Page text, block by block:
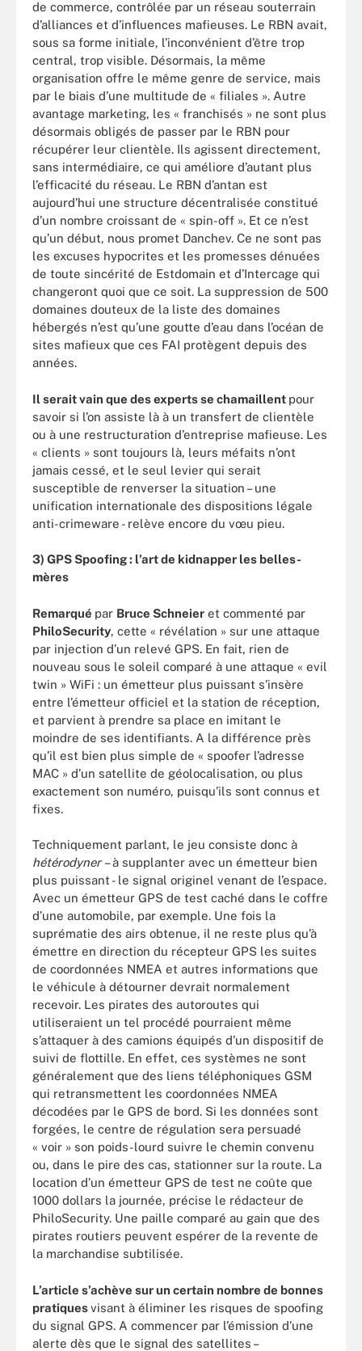
de commerce, contrôlée par un réseau souterrain
d’alliances et d’influences mafieuses. Le RBN avait,
sous sa forme initiale, l’inconvénient d’être trop
central, trop visible. Désormais, la même
organisation offre le même genre de service, mais
par le biais d’une multitude de « filiales ». Autre
avantage marketing, les « franchisés » ne sont plus
désormais obligés de passer par le RBN pour
récupérer leur clientèle. Ils agissent directement,
sans intermédiaire, ce qui améliore d’autant plus
l’efficacité du réseau. Le RBN d’antan est
aujourd’hui une structure décentralisée constitué
d’un nombre croissant de « spin-off ». Et ce n’est
qu’un début, nous promet Danchev. Ce ne sont pas
les excuses hypocrites et les promesses dénuées
de toute sincérité de Estdomain et d’Intercage qui
changeront quoi que ce soit. La suppression de 500
domaines douteux de la liste des domaines
hébergés n’est qu’une goutte d’eau dans l’océan de
sites mafieux que ces FAI protègent depuis des
années.
Il serait vain que des experts se chamaillent pour
savoir si l’on assiste là à un transfert de clientèle
ou à une restructuration d’entreprise mafieuse. Les
« clients » sont toujours là, leurs méfaits n’ont
jamais cessé, et le seul levier qui serait
susceptible de renverser la situation – une
unification internationale des dispositions légale
anti-crimeware - relève encore du vœu pieu.
3) GPS Spoofing : l’art de kidnapper les belles-
mères
Remarqué par Bruce Schneier et commenté par
PhiloSecurity, cette « révélation » sur une attaque
par injection d’un relevé GPS. En fait, rien de
nouveau sous le soleil comparé à une attaque « evil
twin » WiFi : un émetteur plus puissant s’insère
entre l’émetteur officiel et la station de réception,
et parvient à prendre sa place en imitant le
moindre de ses identifiants. A la différence près
qu’il est bien plus simple de « spoofer l’adresse
MAC » d’un satellite de géolocalisation, ou plus
exactement son numéro, puisqu’ils sont connus et
fixes.
Techniquement parlant, le jeu consiste donc à
hétérodyner– à supplanter avec un émetteur bien
plus puissant - le signal originel venant de l’espace.
Avec un émetteur GPS de test caché dans le coffre
d’une automobile, par exemple. Une fois la
suprématie des airs obtenue, il ne reste plus qu’à
émettre en direction du récepteur GPS les suites
de coordonnées NMEA et autres informations que
le véhicule à détourner devrait normalement
recevoir. Les pirates des autoroutes qui
utiliseraient un tel procédé pourraient même
s’attaquer à des camions équipés d’un dispositif de
suivi de flottille. En effet, ces systèmes ne sont
généralement que des liens téléphoniques GSM
qui retransmettent les coordonnées NMEA
décodées par le GPS de bord. Si les données sont
forgées, le centre de régulation sera persuadé
« voir » son poids-lourd suivre le chemin convenu
ou, dans le pire des cas, stationner sur la route. La
location d’un émetteur GPS de test ne coûte que
1000 dollars la journée, précise le rédacteur de
PhiloSecurity. Une paille comparé au gain que des
pirates routiers peuvent espérer de la revente de
la marchandise subtilisée.
L’article s’achève sur un certain nombre de bonnes
pratiquesvisant à éliminer les risques de spoofing
du signal GPS. A commencer par l’émission d’une
alerte dès que le signal des satellites –